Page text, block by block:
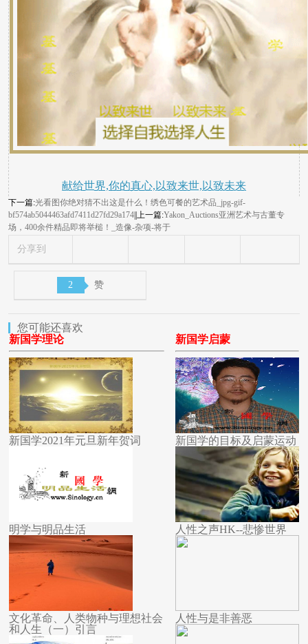
献给世界,你的真心,以致来世,以致未来
下一篇:光看图你绝对猜不出这是什么！绣色可餐的艺术品_jpg-gif-
bf574ab5044463afd7411d27fd29a174 ||上一篇:Yakon_Auctions亚洲艺术与古董专
场，400余件精品即将举槌！_造像-杂项-将于
分享到
2 赞
您可能还喜欢
新国学理论
新国学2021年元旦新年贺词
明学与明品生活
文化革命、人类物种与理想社会
和人生（一）引言
新国学启蒙
新国学的目标及启蒙运动
人性之声HK--悲惨世界
人性与是非善恶